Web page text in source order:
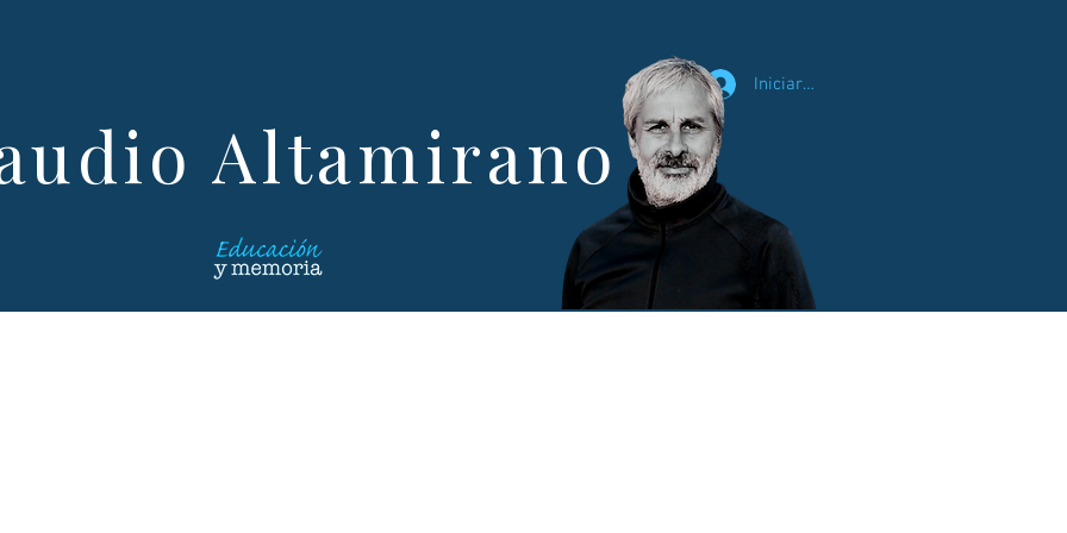
Iniciar sesión
Altamirano